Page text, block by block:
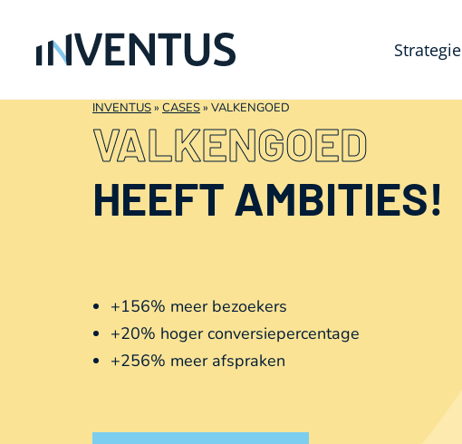
Strategie
INVENTUS» CASES» VALKENGOED
VALKENGOED
HEEFT AMBITIES!
+156% meer bezoekers
+20% hoger conversiepercentage
+256% meer afspraken